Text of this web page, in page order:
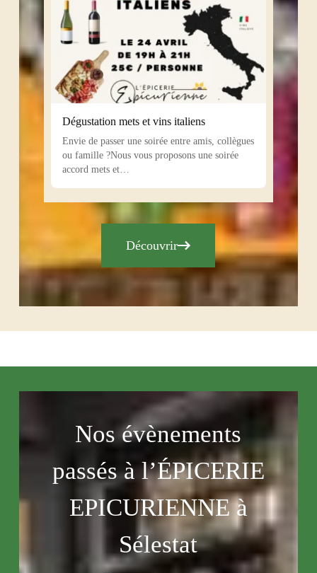
Dégustation mets et vins italiens
Envie de passer une soirée entre amis, collègues
ou famille ?Nous vous proposons une soirée
accord mets et…
Découvrir
Nos évènements
passés à l’ÉPICERIE
EPICURIENNE à
Sélestat